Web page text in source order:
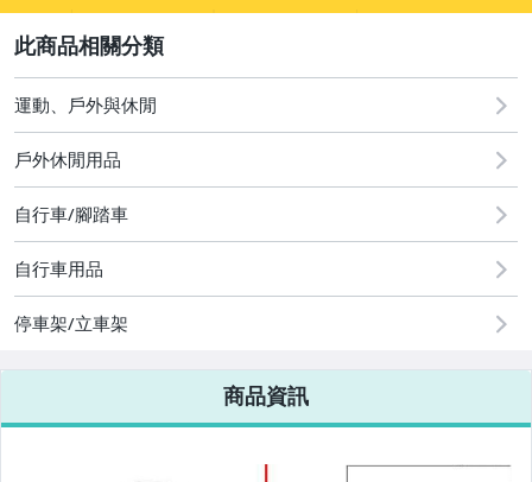
圖書/影音/文具
古董、藝術與礦石
手機、配件與通訊
美容保養與彩妝
電腦、平板與周邊
運動、戶外與休閒
戶外休閒用品
自行車/腳踏車
自行車用品
停車架/立車架
商品資訊